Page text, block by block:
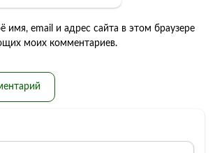
имя, email и адрес сайта в этом браузере
моих комментариев.